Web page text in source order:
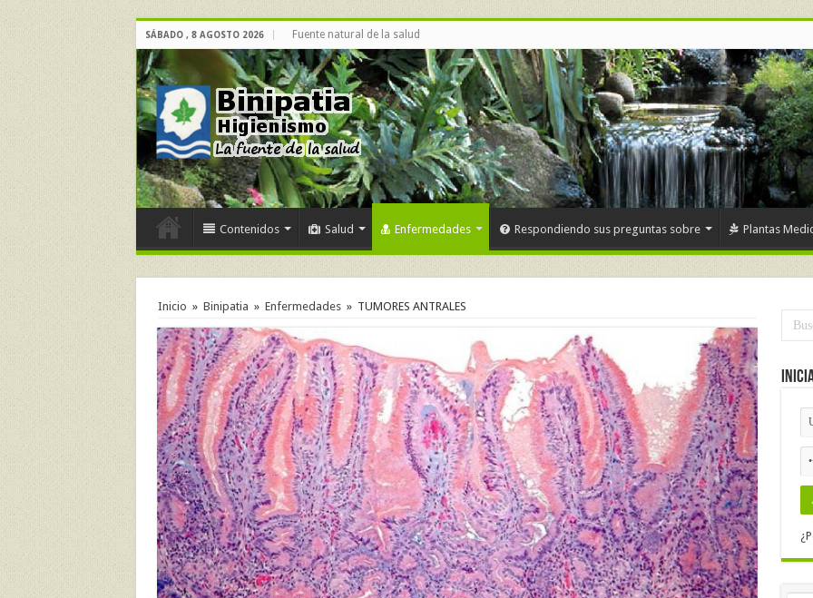
SÁBADO , 8 AGOSTO 2026 Fuente natural de la salud
Contenidos Salud Enfermedades Respondiendo sus preguntas sobre Plantas
Inicio » Binipatia » Enfermedades » TUMORES ANTRALES